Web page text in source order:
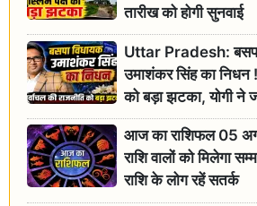
तारीख को होगी सुनवाई
Uttar Pradesh:
उमाशंकर सिंह का निधन !
को बड़ा झटका, योगी ने
आज का राशिफल 05
राशि वालों को मिलेगा
राशि के लोग रहें सतर्क